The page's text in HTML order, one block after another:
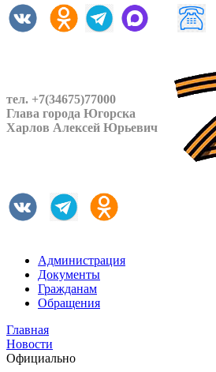
тел. +7(34675)77000
Глава города Югорска
Харлов Алексей Юрьевич
Администрация
Документы
Гражданам
Обращения
Главная
Новости
Официально